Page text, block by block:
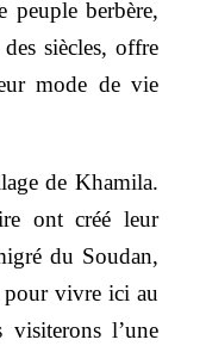
peuple berbère,
siècles, offre
mode de vie
de Khamila.
ont créé leur
du Soudan,
vivre ici au
l’une